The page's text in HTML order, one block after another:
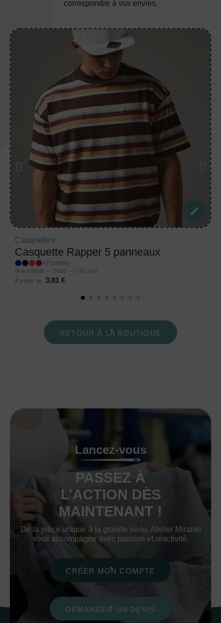
correspondre à vos envies.
Casquettes
Casquette Rapper 5 panneaux
+7 coloris
Beechfield® — B610 — 185 g/m²
À partir de
3,81 €
RETOUR À LA BOUTIQUE
Lancez-vous
PASSEZ À
L’ACTION DÈS
MAINTENANT !
De la pièce unique à la grande série, Atelier Mirabel
vous accompagne avec passion et réactivité.
CRÉER MON COMPTE
DEMANDER UN DEVIS